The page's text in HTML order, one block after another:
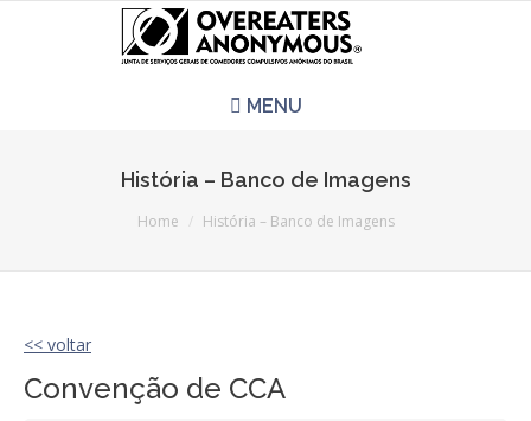
MENU
CCA É PRA VOCÊ?
LITERATURA
História – Banco de Imagens
Home História – Banco de Imagens
<< voltar
Convenção de CCA